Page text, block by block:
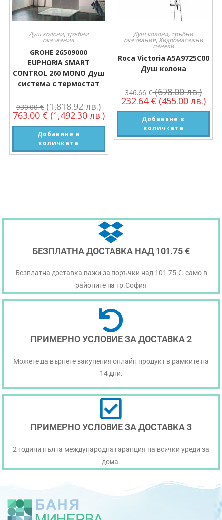
Душ колони, тръбни
окачвания
GROHE 26509000
EUPHORIA SMART
CONTROL 260 MONO Душ
система с термостат
930.00€ (1,818.92 лв.)
763.00 € (1,492.30 лв.)
Добавяне в
количката
Душ колони, тръбни
окачвания,Хидромасажни
панели
Roca Victoria А5А9725C00
Душ колона
346.66€ (678.00 лв.)
232.64 € (455.00 лв.)
Добавяне в
количката
БЕЗПЛАТНА ДОСТАВКА НАД 101.75 €
Безплатна доставка важи за поръчки над 101.75 €. само в
районите на гр.София
ПРИМЕРНО УСЛОВИЕ ЗА ДОСТАВКА 2
Можете да върнете закупения онлайн продукт в рамките на
14 дни.
ПРИМЕРНО УСЛОВИЕ ЗА ДОСТАВКА 3
2 години пълна международна гаранция на всички уреди за
дома.